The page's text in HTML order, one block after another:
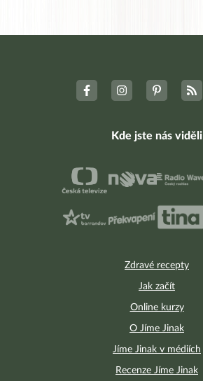
Zdravé recepty
Jak začít
Online kurzy
O Jíme Jinak
Jíme Jinak v médiích
Recenze Jíme Jinak
Kde jste nás viděli